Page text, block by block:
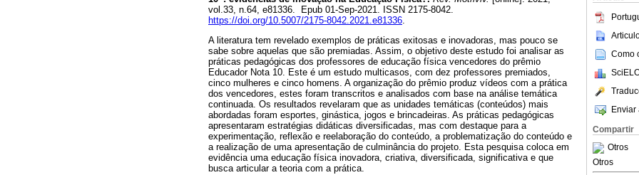
Como
Enviar
Compartir
Otros
Otros
vol.33, n.64, e81336. Epub 01-Sep-2021. ISSN 2175-8042.
https://doi.org/10.5007/2175-8042.2021.e81336.
A literatura tem revelado exemplos de práticas exitosas e inovadoras, mas pouco se
sabe sobre aquelas que são premiadas. Assim, o objetivo deste estudo foi analisar as
práticas pedagógicas dos professores de educação física vencedores do prêmio
Educador Nota 10. Este é um estudo multicasos, com dez professores premiados,
cinco mulheres e cinco homens. A organização do prêmio produz vídeos com a prática
dos vencedores, estes foram transcritos e analisados com base na análise temática
continuada. Os resultados revelaram que as unidades temáticas (conteúdos) mais
abordadas foram esportes, ginástica, jogos e brincadeiras. As práticas pedagógicas
apresentaram estratégias didáticas diversificadas, mas com destaque para a
experimentação, reflexão e reelaboração do conteúdo, a problematização do conteúdo e
a realização de uma apresentação de culminância do projeto. Esta pesquisa coloca em
evidência uma educação física inovadora, criativa, diversificada, significativa e que
busca articular a teoria com a prática.